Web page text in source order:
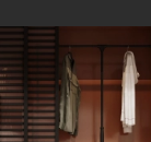
Информация
Портфолио